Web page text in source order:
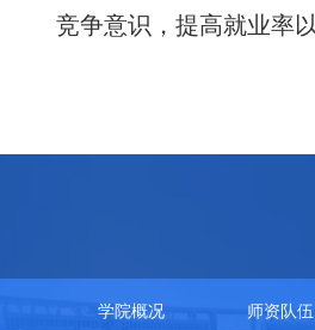
竞争意识，提高就业率
学院概况 师资队伍